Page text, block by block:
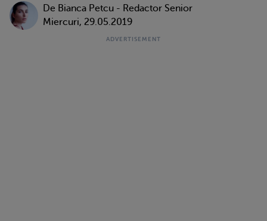
De Bianca Petcu - Redactor Senior
Miercuri, 29.05.2019